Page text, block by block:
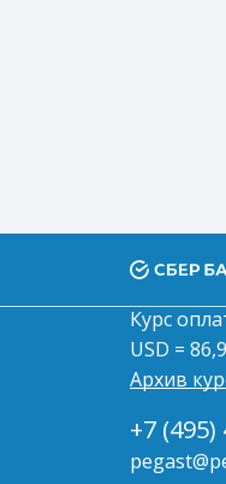
Курс
USD =
Архив
+7